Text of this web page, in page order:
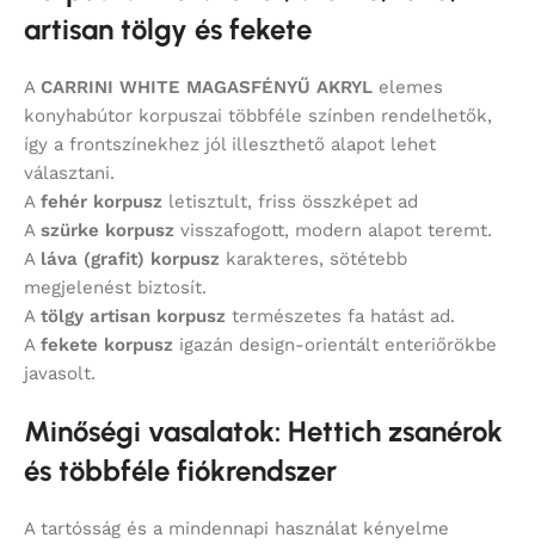
artisan tölgy és fekete
A CARRINI WHITE MAGASFÉNYŰ AKRYL elemes
konyhabútor korpuszai többféle színben rendelhetők,
így a frontszínekhez jól illeszthető alapot lehet
választani.
A fehér korpusz letisztult, friss összképet ad
A szürke korpusz visszafogott, modern alapot teremt.
A láva (grafit) korpusz karakteres, sötétebb
megjelenést biztosít.
A tölgy artisan korpusz természetes fa hatást ad.
A fekete korpusz igazán design-orientált enteriőrökbe
javasolt.
Minőségi vasalatok: Hettich zsanérok
és többféle fiókrendszer
A tartósság és a mindennapi használat kényelme